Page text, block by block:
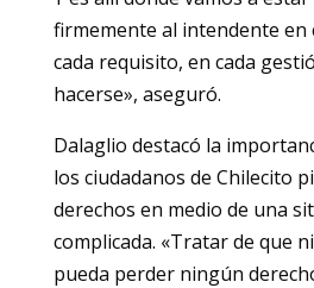
firmemente al intendente en
cada requisito, en cada
hacerse», aseguró.
Dalaglio destacó la
los ciudadanos de Chilecito
derechos en medio de una
complicada. «Tratar de que
pueda perder ningún